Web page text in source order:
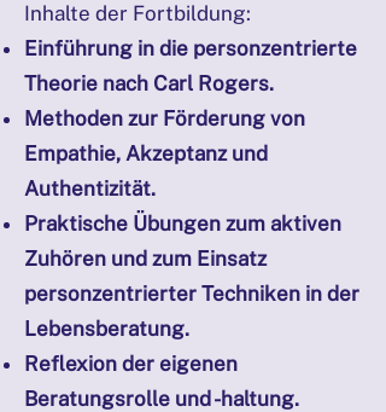
Inhalte der Fortbildung:
Einführung in die personzentrierte
Theorie nach Carl Rogers.
Methoden zur Förderung von
Empathie, Akzeptanz und
Authentizität.
Praktische Übungen zum aktiven
Zuhören und zum Einsatz
personzentrierter Techniken in der
Lebensberatung.
Reflexion der eigenen
Beratungsrolle und -haltung.